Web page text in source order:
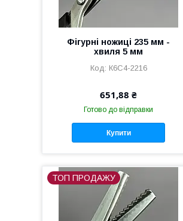
Фігурні ножиці 235 мм -
хвиля 5 мм
К6С4-2216
651,88 ₴
Готово до відправки
Купити
ТОП ПРОДАЖУ